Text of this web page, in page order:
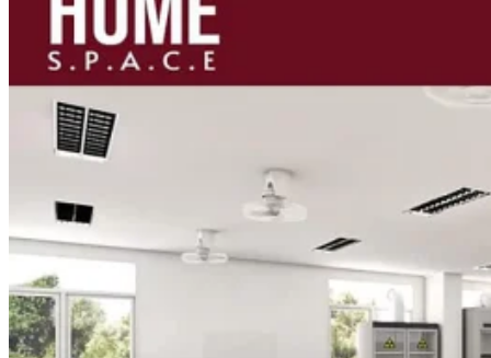
วัสดุสร้างบ้าน
รู้จัก Homespace178
ติดต่อเรา